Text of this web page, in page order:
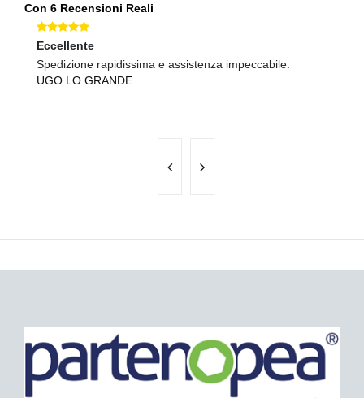
Con 6 Recensioni Reali
Eccellente
Spedizione rapidissima e assistenza impeccabile.
UGO LO GRANDE